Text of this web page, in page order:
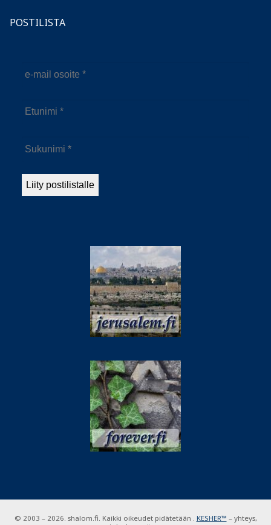
POSTILISTA
© 2003 – 2026. shalom.fi. Kaikki oikeudet pidätetään . KESHER™ – yhteys,